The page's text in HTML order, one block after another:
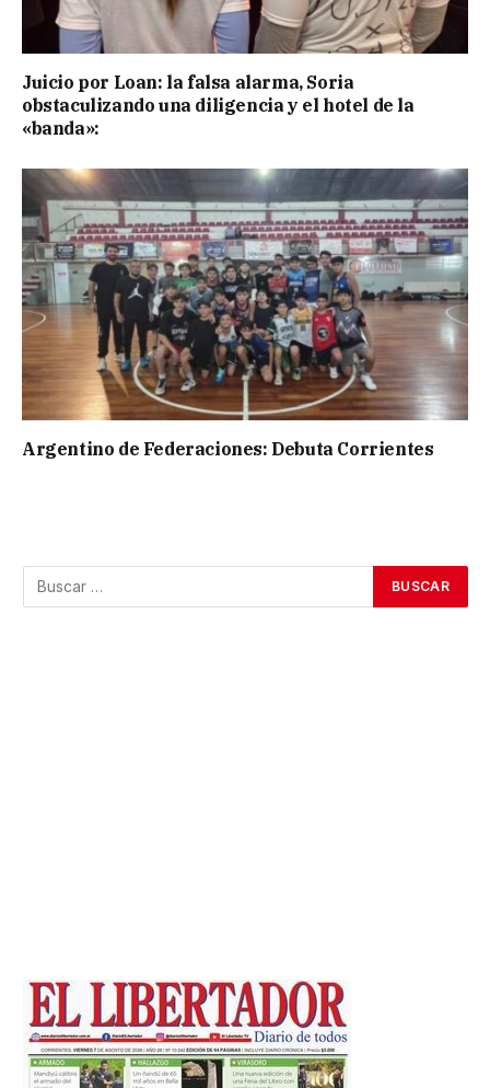
Juicio por Loan: la falsa alarma, Soria
obstaculizando una diligencia y el hotel de la
«banda»:
Argentino de Federaciones: Debuta Corrientes